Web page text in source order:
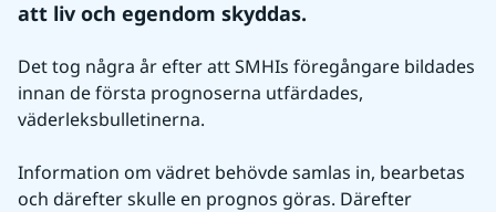
att liv och egendom skyddas.
Det tog några år efter att SMHIs föregångare bildades
innan de första prognoserna utfärdades,
väderleksbulletinerna.
Information om vädret behövde samlas in, bearbetas
och därefter skulle en prognos göras. Därefter